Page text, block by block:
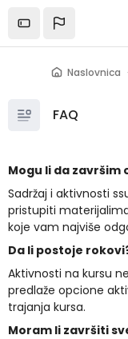
Naslovnica
FAQ
Mogu li da
Sadržaj i aktivnosti
pristupiti
koje vam najviše
Da li postoje
Aktivnosti na kursu
predlaže opcione
trajanja kursa.
Moram li završiti